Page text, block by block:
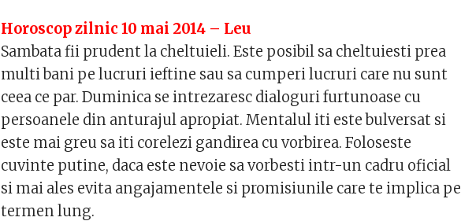
Horoscop zilnic 10 mai 2014 – Leu
Sambata fii prudent la cheltuieli. Este posibil sa cheltuiesti prea
multi bani pe lucruri ieftine sau sa cumperi lucruri care nu sunt
ceea ce par. Duminica se intrezaresc dialoguri furtunoase cu
persoanele din anturajul apropiat. Mentalul iti este bulversat si
este mai greu sa iti corelezi gandirea cu vorbirea. Foloseste
cuvinte putine, daca este nevoie sa vorbesti intr-un cadru oficial
si mai ales evita angajamentele si promisiunile care te implica pe
termen lung.